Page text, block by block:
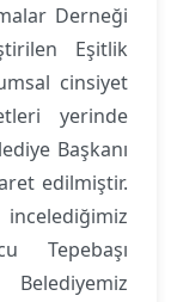
Derneği
Eşitlik
cinsiyet
yerinde
Başkanı
edilmiştir.
Tepebaşı